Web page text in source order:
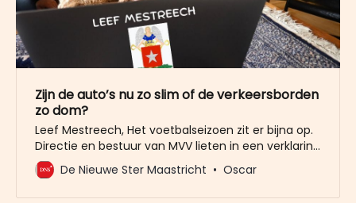
Zijn de auto’s nu zo slim of de verkeersborden
zo dom?
Leef Mestreech, Het voetbalseizoen zit er bijna op.
Directie en bestuur van MVV lieten in een verklaring
aan de supporters weten: “Slikken, kop omhoog en
nao väöre”. Het was immers geen seizoen dat zal
uitblinken in de geschiedenisboeken. “We werken er
De Nieuwe Ster Maastricht Oscar